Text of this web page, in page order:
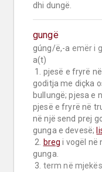
dhi dungë.
gungë
gúng/ë,-a emër i
a(t)
1. pjesë e fryrë në
goditja me diçka
bullungë; pjesa e
pjesë e fryrë në
në një send prej
gunga e devesë;
2.
breg i vogël në
gunga.
3. term në